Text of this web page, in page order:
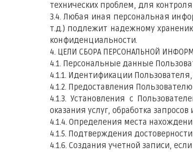
технических проблем, для
3.4. Любая иная персональная
т.д.) подлежит надежному
конфиденциальности.
4. ЦЕЛИ СБОРА ПЕРСОНАЛЬНОЙ
4.1. Персональные данные
4.1.1. Идентификации
4.1.2. Предоставления
4.1.3. Установления с
оказания услуг, обработка
4.1.4. Определения места
4.1.5. Подтверждения
4.1.6. Создания учетной записи,